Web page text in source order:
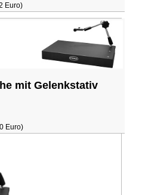
Euro)
mit Gelenkstativ
Euro)